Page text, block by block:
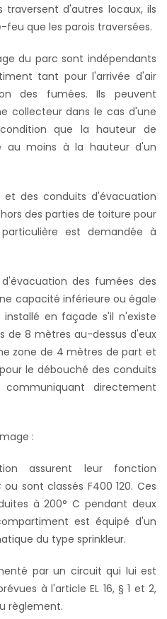
traversent d'autres locaux, ils
que les parois traversées.
du parc sont indépendants
tant pour l'arrivée d'air
des fumées. Ils peuvent
collecteur dans le cas d'une
que la hauteur de
au moins à la hauteur d'un
et des conduits d'évacuation
des parties de toiture pour
est demandée à
des fumées des
capacité inférieure ou égale
en façade s'il n'existe
de 8 mètres au-dessus d'eux
zone de 4 mètres de part et
le débouché des conduits
directement
:
assurent leur fonction
sont classés F400 120. Ces
à 200° C pendant deux
est équipé d'un
du type sprinkleur.
par un circuit qui lui est
à l'article EL 16, § 1 et 2,
règlement.